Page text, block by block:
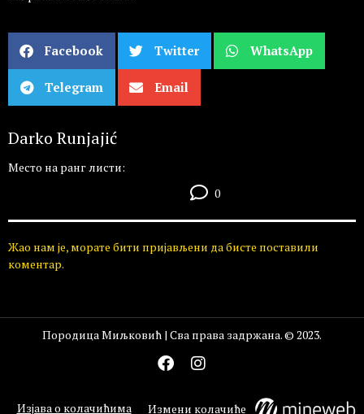
Facebook Twitter WhatsApp
Telegram Email
Darko Runjajić
Место на ранг листи:
0
Жао нам је, морате бити пријављени да бисте поставили
коментар.
Породица Миљковић | Сва права задржана. © 2023.
Изјава о колачићима Измени колачиће